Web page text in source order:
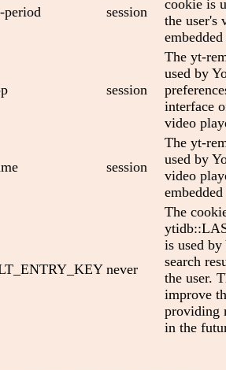
period session
cookie is
the user's
session
The yt-
used by
interface
video
session
The yt-
used by
video
never
The
is used by
search
the user.
improve
providing
in the